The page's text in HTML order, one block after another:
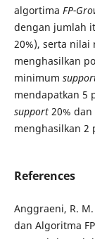
algortima FP-
dengan jumlah
20%), serta nilai
menghasilkan
minimum
mendapatkan 5
support 20%
menghasilkan 2
References
Anggraeni, R.
dan Algoritma